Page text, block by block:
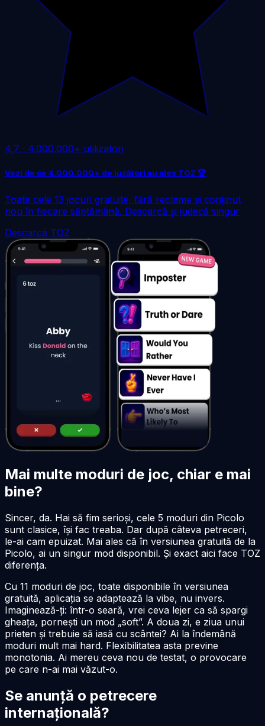
4,7 · 4.000.000+ utilizatori
Vezi de ce 4.000.000+ de jucători au ales TOZ 🏆
Toate cele 13 jocuri gratuite, fără reclame și conținut
nou în fiecare săptămână. Descarcă și judecă singur
Descarcă TOZ
Mai multe moduri de joc, chiar e mai
bine?
Sincer, da. Hai să fim serioși, cele 5 moduri din Picolo
sunt clasice, își fac treaba. Dar după câteva petreceri,
le-ai cam epuizat. Mai ales că în versiunea gratuită de la
Picolo, ai un singur mod disponibil. Și exact aici face TOZ
diferența.
Cu 11 moduri de joc, toate disponibile în versiunea
gratuită, aplicația se adaptează la vibe, nu invers.
Imaginează-ți: într-o seară, vrei ceva lejer ca să spargi
gheața, pornești un mod „soft”. A doua zi, e ziua unui
prieten și trebuie să iasă cu scântei? Ai la îndemână
moduri mult mai hard. Flexibilitatea asta previne
monotonia. Ai mereu ceva nou de testat, o provocare
pe care n-ai mai văzut-o.
Se anunță o petrecere
internațională?